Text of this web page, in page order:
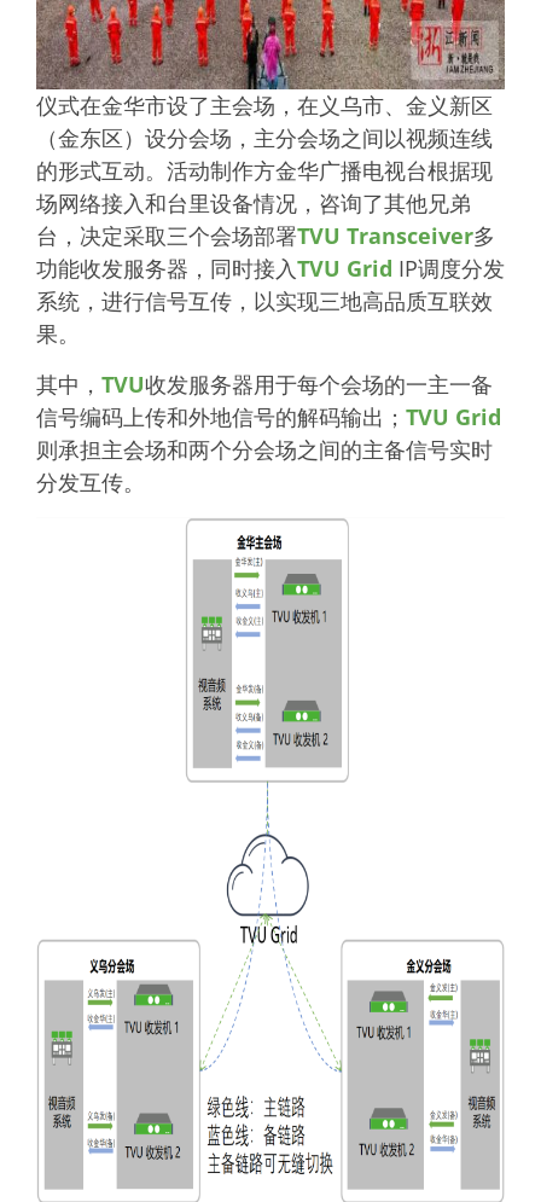
仪式在金华市设了主会场，在义乌市、金义新区
（金东区）设分会场，主分会场之间以视频连线
的形式互动。活动制作方金华广播电视台根据现
场网络接入和台里设备情况，咨询了其他兄弟
台，决定采取三个会场部署TVU Transceiver多
功能收发服务器，同时接入TVU Grid IP调度分发
系统，进行信号互传，以实现三地高品质互联效
果。
其中， TVU收发服务器用于每个会场的一主一备
信号编码上传和外地信号的解码输出； TVU Grid
则承担主会场和两个分会场之间的主备信号实时
分发互传。